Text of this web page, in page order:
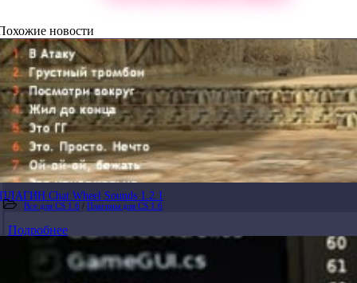
новости
ПЛАГИН Chat Wheel Sounds 1.2.1
Все для CS 1.6 / Плагины для CS 1.6
Подробнее